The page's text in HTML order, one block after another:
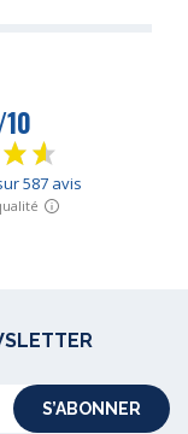
S’ABONNER